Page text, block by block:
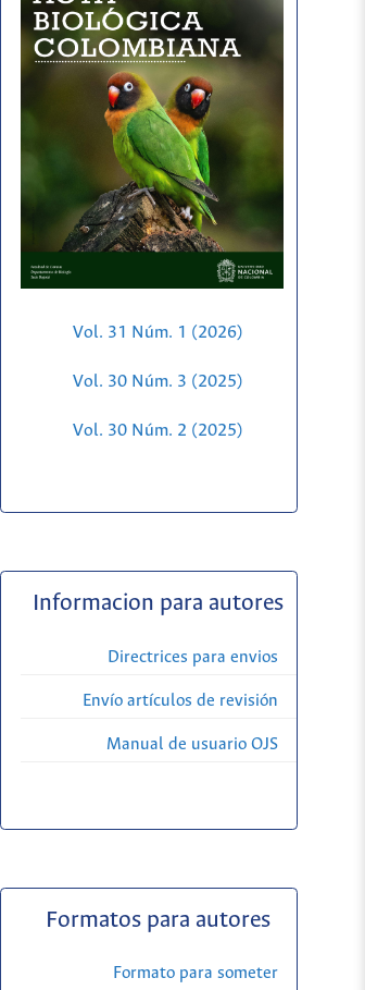
Vol. 31 Núm. 1 (2026)
Vol. 30 Núm. 3 (2025)
Vol. 30 Núm. 2 (2025)
Informacion para autores
Directrices para envios
Envío artículos de revisión
Manual de usuario OJS
Formatos para autores
Formato para someter